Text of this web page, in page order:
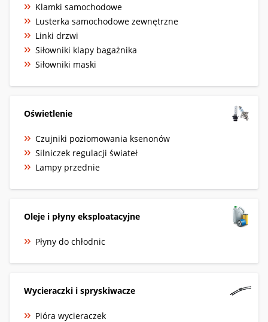
Klamki samochodowe
Lusterka samochodowe zewnętrzne
Linki drzwi
Siłowniki klapy bagażnika
Siłowniki maski
Oświetlenie
Czujniki poziomowania ksenonów
Silniczek regulacji świateł
Lampy przednie
Oleje i płyny eksploatacyjne
Płyny do chłodnic
Wycieraczki i spryskiwacze
Pióra wycieraczek